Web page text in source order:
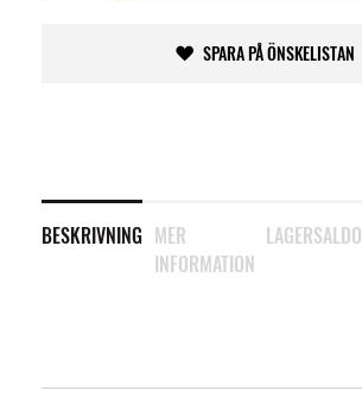
SPARA PÅ ÖNSKELISTAN
BESKRIVNING MER
INFORMATION
LAGERSALDO